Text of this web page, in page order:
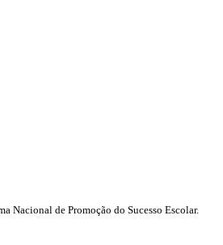
Nacional de Promoção do Sucesso Escolar.